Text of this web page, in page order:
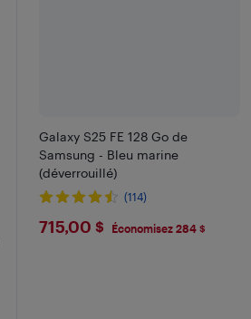
Galaxy S25 FE 128 Go de
Samsung - Bleu marine
(déverrouillé)
(114)
$715
715,00 $ Économisez 284 $